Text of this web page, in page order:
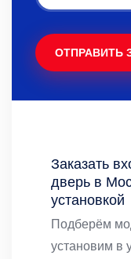
Заказать
дверь в
установкой
Подберём
установим в
ОТПРАВИТЬ